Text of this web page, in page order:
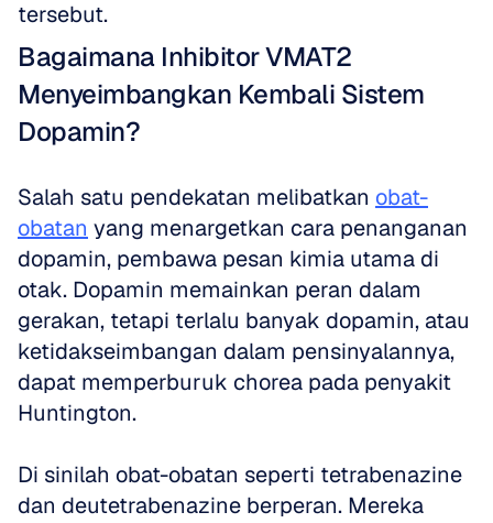
tersebut.
Bagaimana Inhibitor VMAT2
Menyeimbangkan Kembali Sistem
Dopamin?
Salah satu pendekatan melibatkan obat-
obatan yang menargetkan cara penanganan
dopamin, pembawa pesan kimia utama di
otak. Dopamin memainkan peran dalam
gerakan, tetapi terlalu banyak dopamin, atau
ketidakseimbangan dalam pensinyalannya,
dapat memperburuk chorea pada penyakit
Huntington.
Di sinilah obat-obatan seperti tetrabenazine
dan deutetrabenazine berperan. Mereka